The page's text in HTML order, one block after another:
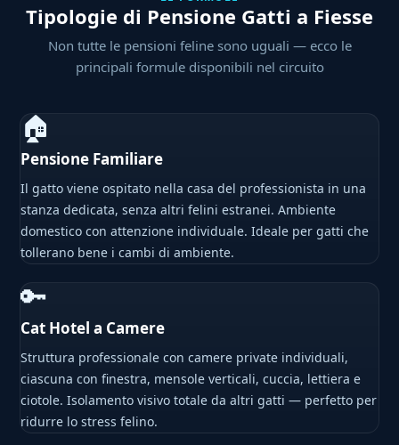
Tipologie di Pensione Gatti a Fiesse
Non tutte le pensioni feline sono uguali — ecco le
principali formule disponibili nel circuito
🏠
Pensione Familiare
Il gatto viene ospitato nella casa del professionista in una
stanza dedicata, senza altri felini estranei. Ambiente
domestico con attenzione individuale. Ideale per gatti che
tollerano bene i cambi di ambiente.
🔑
Cat Hotel a Camere
Struttura professionale con camere private individuali,
ciascuna con finestra, mensole verticali, cuccia, lettiera e
ciotole. Isolamento visivo totale da altri gatti — perfetto per
ridurre lo stress felino.